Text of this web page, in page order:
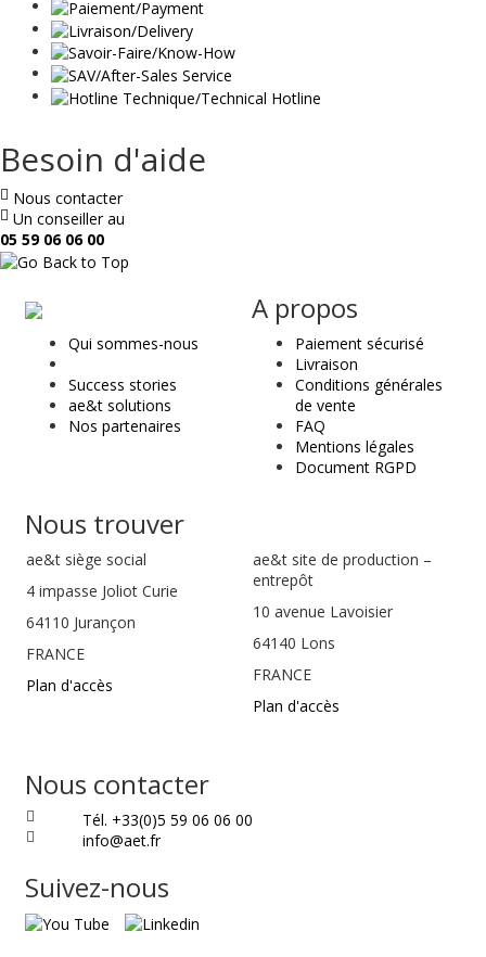
Besoin d'aide
Nous contacter
Un conseiller au
05 59 06 06 00
ae
&
t
Qui sommes-nous
Success stories
ae&t solutions
Nos partenaires
A propos
Paiement sécurisé
Livraison
Conditions générales
de vente
FAQ
Mentions légales
Document RGPD
Nous trouver
ae&t siège social
4 impasse Joliot Curie
64110 Jurançon
FRANCE
Plan d'accès
ae&t site de production –
entrepôt
10 avenue Lavoisier
64140 Lons
FRANCE
Plan d'accès
Nous contacter
Tél. +33(0)5 59 06 06 00
info@aet.fr
Suivez-nous